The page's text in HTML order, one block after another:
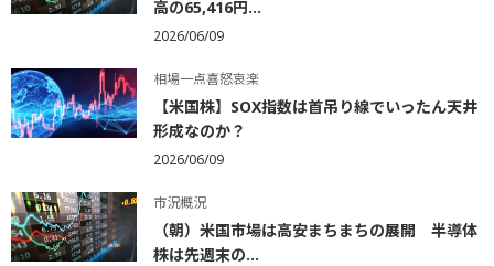
高の65,416円...
2026/06/09
相場一点喜怒哀楽
【米国株】SOX指数は首吊り線でいったん天井
形成なのか？
2026/06/09
市況概況
（朝）米国市場は高安まちまちの展開 半導体
株は先週末の...